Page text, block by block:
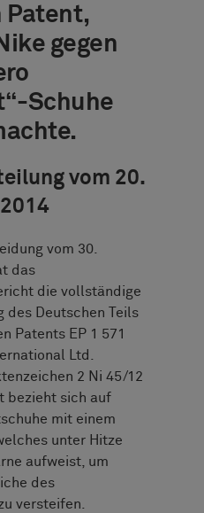
Patent,
gegen
Schuhe
vom 20.
vom 30.
das
die vollständige
des Deutschen Teils
Patents EP 1 571
Ltd.
2 Ni 45/12
bezieht sich auf
mit einem
unter Hitze
aufweist, um
des
versteifen.